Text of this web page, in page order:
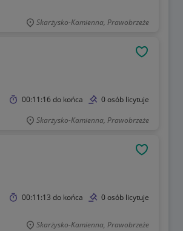
Skarżysko-Kamienna, Prawobrzeże
00:11:16do końca 0 osób licytuje
Skarżysko-Kamienna, Prawobrzeże
00:11:13 do końca 0 osób licytuje
Skarżysko-Kamienna, Prawobrzeże